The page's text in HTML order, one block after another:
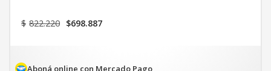
$ 822.220 El
$822.220.
$698.887El
$698.887.
Aboná online con Mercado Pago